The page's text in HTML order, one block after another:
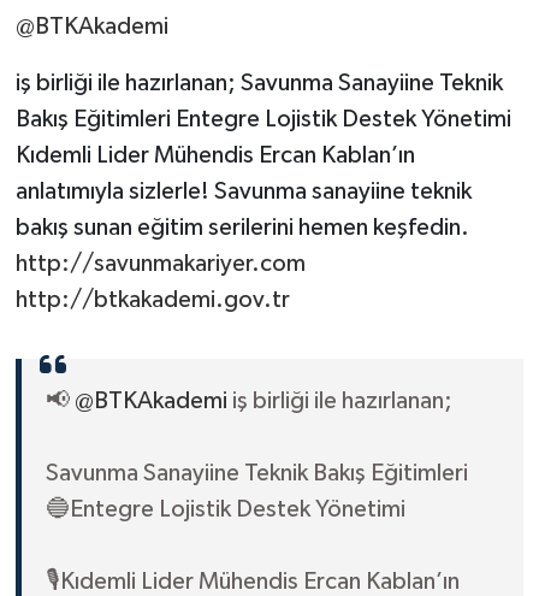
@BTKAkademi
iş birliği ile hazırlanan; Savunma Sanayiine Teknik
Bakış Eğitimleri Entegre Lojistik Destek Yönetimi
Kıdemli Lider Mühendis Ercan Kablan’ın
anlatımıyla sizlerle! Savunma sanayiine teknik
bakış sunan eğitim serilerini hemen keşfedin.
http://savunmakariyer.com
http://btkakademi.gov.tr
📢 @BTKAkademi iş birliği ile hazırlanan;
Savunma Sanayiine Teknik Bakış Eğitimleri
🔵Entegre Lojistik Destek Yönetimi
🎙️Kıdemli Lider Mühendis Ercan Kablan’ın